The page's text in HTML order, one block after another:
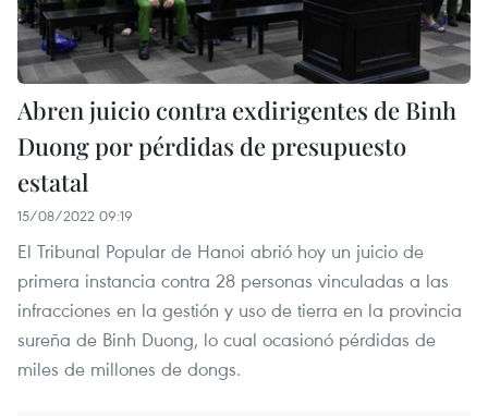
Abren juicio contra exdirigentes de Binh
Duong por pérdidas de presupuesto
estatal
15/08/2022 09:19
El Tribunal Popular de Hanoi abrió hoy un juicio de
primera instancia contra 28 personas vinculadas a las
infracciones en la gestión y uso de tierra en la provincia
sureña de Binh Duong, lo cual ocasionó pérdidas de
miles de millones de dongs.